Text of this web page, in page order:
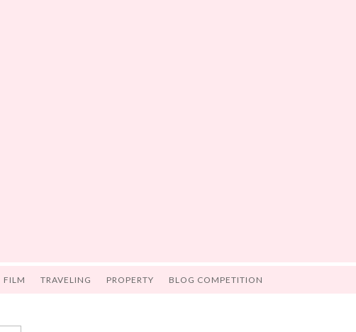
FILM TRAVELING PROPERTY BLOG COMPETITION